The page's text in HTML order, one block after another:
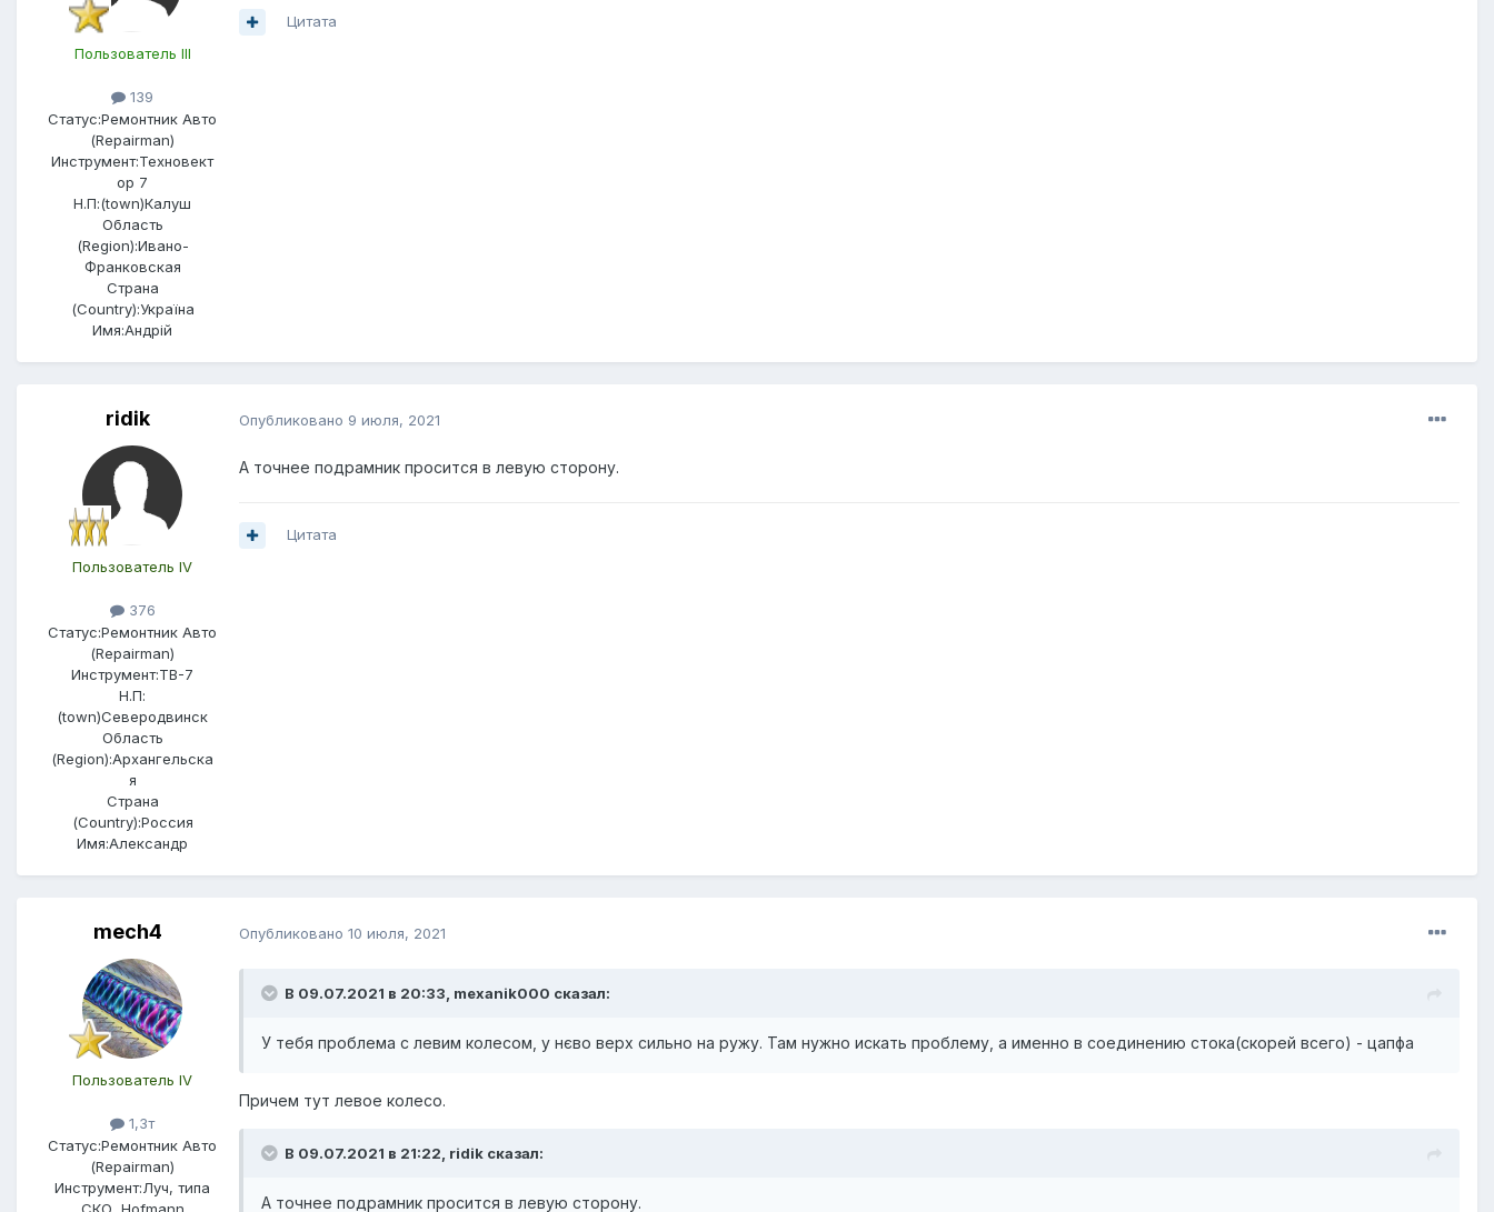
Пользователь III
139
Статус:Ремонтник Авто
(Repairman)
Инструмент:Техновект
ор 7
Н.П:(town)Калуш
Область
(Region):Ивано-
Франковская
Страна
(Country):Україна
Имя:Андрій
Цитата
ridik
Пользователь IV
376
Статус:Ремонтник Авто
(Repairman)
Инструмент:ТВ-7
Н.П:
(town)Северодвинск
Область
(Region):Архангельска
я
Страна
(Country):Россия
Имя:Александр
Опубликовано 9 июля, 2021
А точнее подрамник просится в левую сторону.
Цитата
mech4
Пользователь IV
1,3т
Статус:Ремонтник Авто
(Repairman)
Инструмент:Луч, типа
СКО, Hofmann
Опубликовано 10 июля, 2021
В 09.07.2021 в 20:33, mexanik000 сказал:
У тебя проблема с левим колесом, у нєво верх сильно на ружу. Там нужно искать проблему, а именно в соединению стока(скорей всего) - цапфа
Причем тут левое колесо.
В 09.07.2021 в 21:22, ridik сказал:
А точнее подрамник просится в левую сторону.